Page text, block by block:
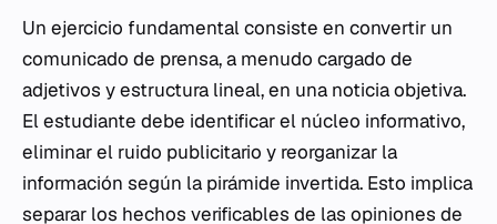
Un ejercicio fundamental consiste en convertir un
comunicado de prensa, a menudo cargado de
adjetivos y estructura lineal, en una noticia objetiva.
El estudiante debe identificar el núcleo informativo,
eliminar el ruido publicitario y reorganizar la
información según la pirámide invertida. Esto implica
separar los hechos verificables de las opiniones de